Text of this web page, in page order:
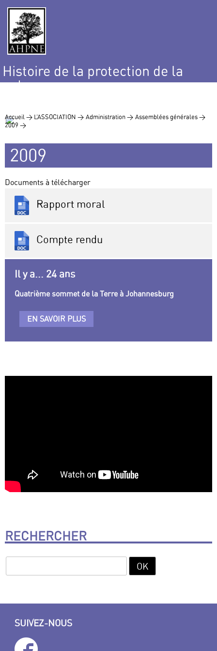
Histoire de la protection de la
nature
Accueil > L’ASSOCIATION > Administration > Assemblées générales >
2009 >
2009
Documents à télécharger
Rapport moral
Compte rendu
Il y a... 24 ans
Quatrième sommet de la Terre à Johannesburg
EN SAVOIR PLUS
RECHERCHER
SUIVEZ-NOUS